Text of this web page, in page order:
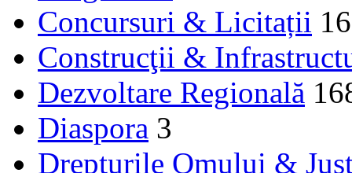
Concursuri & Licitații 16
Construcţii &
Dezvoltare Regională
Diaspora 3
Drepturile Omului &